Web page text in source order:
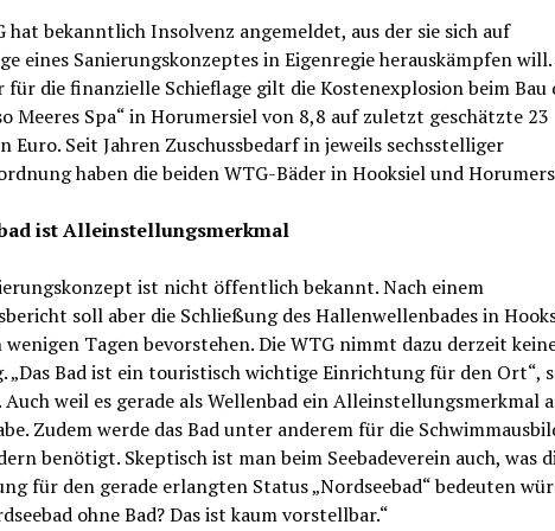
hat bekanntlich Insolvenz angemeldet, aus der sie sich auf
eines Sanierungskonzeptes in Eigenregie herauskämpfen
für die finanzielle Schieflage gilt die Kostenexplosion beim Bau
Meeres Spa“ in Horumersiel von 8,8 auf zuletzt geschätzte 23
Euro. Seit Jahren Zuschussbedarf in jeweils sechsstelliger
haben die beiden WTG-Bäder in Hooksiel und
ist Alleinstellungsmerkmal
ist nicht öffentlich bekannt. Nach einem
soll aber die Schließung des Hallenwellenbades in
wenigen Tagen bevorstehen. Die WTG nimmt dazu derzeit
„Das Bad ist ein touristisch wichtige Einrichtung für den Ort“,
Auch weil es gerade als Wellenbad ein Alleinstellungsmerkmal
Zudem werde das Bad unter anderem für die
benötigt. Skeptisch ist man beim Seebadeverein auch, was
für den gerade erlangten Status „Nordseebad“ bedeuten
ohne Bad? Das ist kaum vorstellbar.“